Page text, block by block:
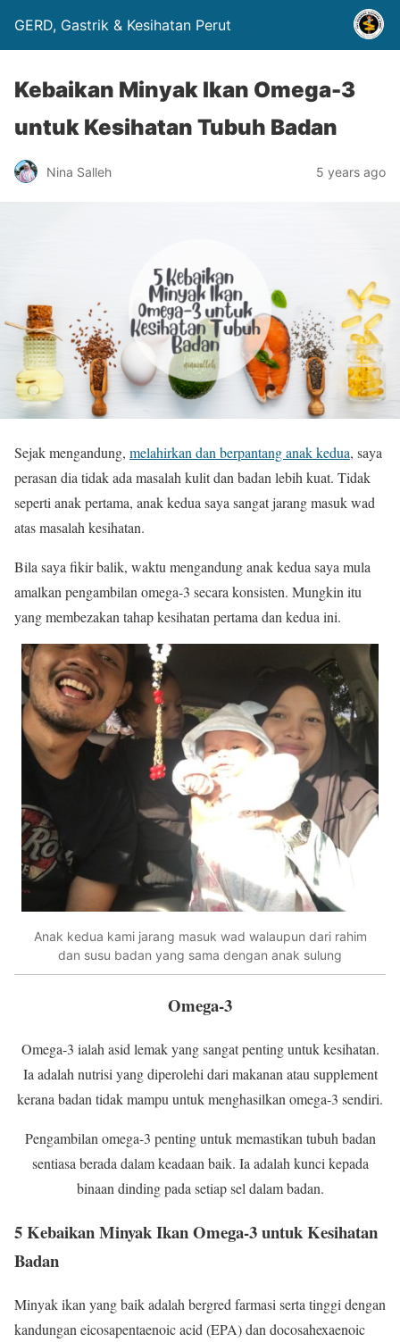
GERD, Gastrik & Kesihatan Perut
Kebaikan Minyak Ikan Omega-3
untuk Kesihatan Tubuh Badan
Nina Salleh 5 years ago
Sejak mengandung, melahirkan dan berpantang anak kedua, saya
perasan dia tidak ada masalah kulit dan badan lebih kuat. Tidak
seperti anak pertama, anak kedua saya sangat jarang masuk wad
atas masalah kesihatan.
Bila saya fikir balik, waktu mengandung anak kedua saya mula
amalkan pengambilan omega-3 secara konsisten. Mungkin itu
yang membezakan tahap kesihatan pertama dan kedua ini.
Anak kedua kami jarang masuk wad walaupun dari rahim
dan susu badan yang sama dengan anak sulung
Omega-3
Omega-3 ialah asid lemak yang sangat penting untuk kesihatan.
Ia adalah nutrisi yang diperolehi dari makanan atau supplement
kerana badan tidak mampu untuk menghasilkan omega-3 sendiri.
Pengambilan omega-3 penting untuk memastikan tubuh badan
sentiasa berada dalam keadaan baik. Ia adalah kunci kepada
binaan dinding pada setiap sel dalam badan.
5 Kebaikan Minyak Ikan Omega-3 untuk Kesihatan
Badan
Minyak ikan yang baik adalah bergred farmasi serta tinggi dengan
kandungan eicosapentaenoic acid (EPA) dan docosahexaenoic